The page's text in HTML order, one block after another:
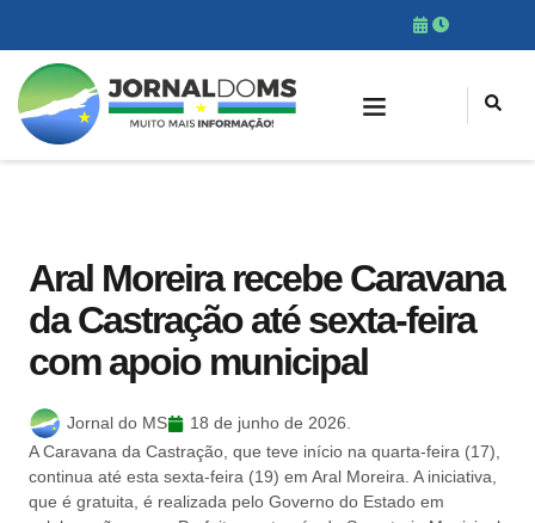
Aral Moreira recebe Caravana
da Castração até sexta-feira
com apoio municipal
Jornal do MS
18 de junho de 2026.
A Caravana da Castração, que teve início na quarta-feira (17),
continua até esta sexta-feira (19) em Aral Moreira. A iniciativa,
que é gratuita, é realizada pelo Governo do Estado em